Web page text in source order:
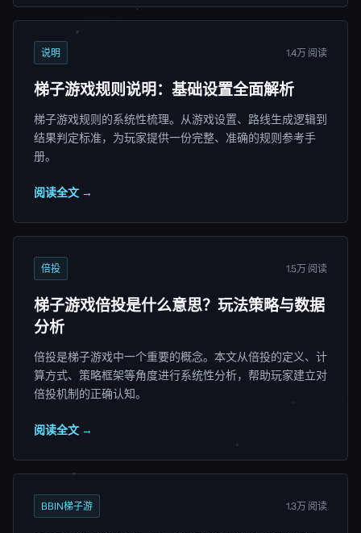
说明 1.4万 阅读
梯子游戏规则说明：基础设置全面解析
梯子游戏规则的系统性梳理。从游戏设置、路线生成逻辑到
结果判定标准，为玩家提供一份完整、准确的规则参考手
册。
阅读全文 →
倍投 1.5万 阅读
梯子游戏倍投是什么意思？玩法策略与数据
分析
倍投是梯子游戏中一个重要的概念。本文从倍投的定义、计
算方式、策略框架等角度进行系统性分析，帮助玩家建立对
倍投机制的正确认知。
阅读全文 →
BBIN梯子游 1.3万 阅读